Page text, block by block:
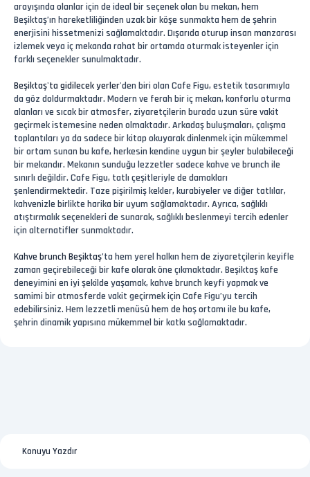
arayışında olanlar için de ideal bir seçenek olan bu mekan, hem
Beşiktaş’ın hareketliliğinden uzak bir köşe sunmakta hem de şehrin
enerjisini hissetmenizi sağlamaktadır. Dışarıda oturup insan manzarası
izlemek veya iç mekanda rahat bir ortamda oturmak isteyenler için
farklı seçenekler sunulmaktadır.
Beşiktaş'ta gidilecek yerler'den biri olan Cafe Figu, estetik tasarımıyla
da göz doldurmaktadır. Modern ve ferah bir iç mekan, konforlu oturma
alanları ve sıcak bir atmosfer, ziyaretçilerin burada uzun süre vakit
geçirmek istemesine neden olmaktadır. Arkadaş buluşmaları, çalışma
toplantıları ya da sadece bir kitap okuyarak dinlenmek için mükemmel
bir ortam sunan bu kafe, herkesin kendine uygun bir şeyler bulabileceği
bir mekandır. Mekanın sunduğu lezzetler sadece kahve ve brunch ile
sınırlı değildir. Cafe Figu, tatlı çeşitleriyle de damakları
şenlendirmektedir. Taze pişirilmiş kekler, kurabiyeler ve diğer tatlılar,
kahvenizle birlikte harika bir uyum sağlamaktadır. Ayrıca, sağlıklı
atıştırmalık seçenekleri de sunarak, sağlıklı beslenmeyi tercih edenler
için alternatifler sunmaktadır.
Kahve brunch Beşiktaş’ta hem yerel halkın hem de ziyaretçilerin keyifle
zaman geçirebileceği bir kafe olarak öne çıkmaktadır. Beşiktaş kafe
deneyimini en iyi şekilde yaşamak, kahve brunch keyfi yapmak ve
samimi bir atmosferde vakit geçirmek için Cafe Figu’yu tercih
edebilirsiniz. Hem lezzetli menüsü hem de hoş ortamı ile bu kafe,
şehrin dinamik yapısına mükemmel bir katkı sağlamaktadır.
Konuyu Yazdır